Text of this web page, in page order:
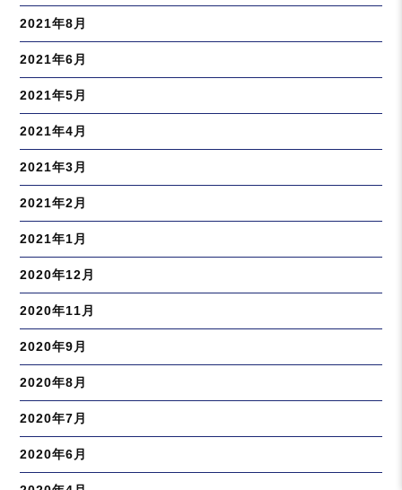
2021年8月
2021年6月
2021年5月
2021年4月
2021年3月
2021年2月
2021年1月
2020年12月
2020年11月
2020年9月
2020年8月
2020年7月
2020年6月